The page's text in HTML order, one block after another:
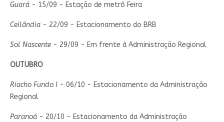
Guará - 15/09 - Estação de metrô Feira
Ceilândia- 22/09 - Estacionamento do BRB
Sol Nascente- 29/09 - Em frente à Administração Regional
OUTUBRO
Riacho Fundo I- 06/10 - Estacionamento da Administração
Regional
Paranoá- 20/10 - Estacionamento da Administração